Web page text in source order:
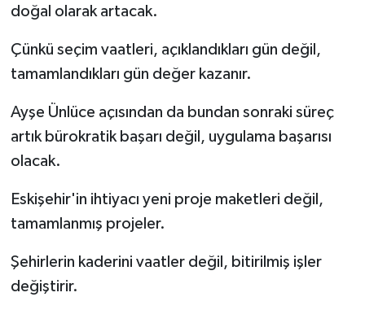
doğal olarak artacak.
Çünkü seçim vaatleri, açıklandıkları gün değil,
tamamlandıkları gün değer kazanır.
Ayşe Ünlüce açısından da bundan sonraki süreç
artık bürokratik başarı değil, uygulama başarısı
olacak.
Eskişehir'in ihtiyacı yeni proje maketleri değil,
tamamlanmış projeler.
Şehirlerin kaderini vaatler değil, bitirilmiş işler
değiştirir.